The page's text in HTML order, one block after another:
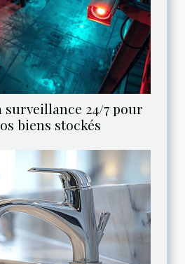
surveillance 24/7 pour
biens stockés